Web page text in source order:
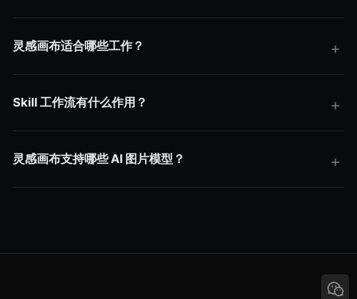
灵感画布适合哪些工作？
Skill 工作流有什么作用？
灵感画布支持哪些 AI 图片模型？